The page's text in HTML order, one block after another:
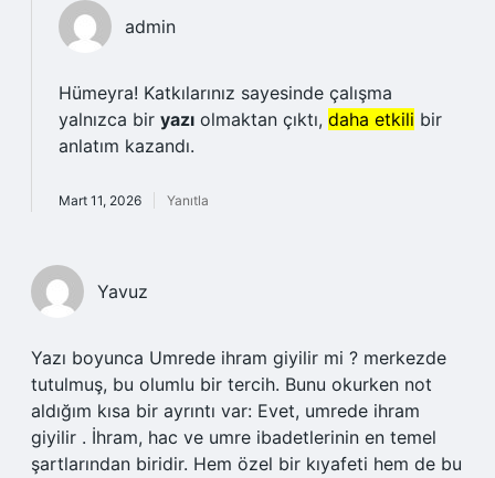
admin
Hümeyra! Katkılarınız sayesinde çalışma
yalnızca bir yazı olmaktan çıktı, daha etkili bir
anlatım kazandı.
Mart 11, 2026 Yanıtla
Yavuz
Yazı boyunca Umrede ihram giyilir mi ? merkezde
tutulmuş, bu olumlu bir tercih. Bunu okurken not
aldığım kısa bir ayrıntı var: Evet, umrede ihram
giyilir . İhram, hac ve umre ibadetlerinin en temel
şartlarından biridir. Hem özel bir kıyafeti hem de bu